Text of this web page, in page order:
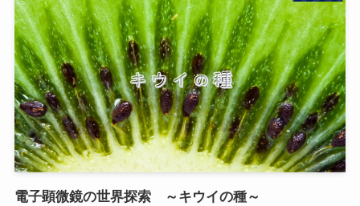
電子顕微鏡の世界探索 ～キウイの種～